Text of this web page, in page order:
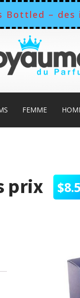
Bottled –
FEMME
prix $